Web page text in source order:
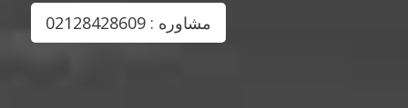
مشاوره : 02128428609